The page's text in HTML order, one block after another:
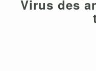
Virus des